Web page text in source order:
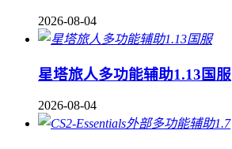
2026-08-04
星塔旅人多功能辅助1.13国服
2026-08-04